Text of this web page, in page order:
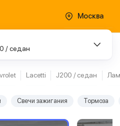
Москва
/ седан
Lacetti J200 / седан
Свечи зажигания Тормоза